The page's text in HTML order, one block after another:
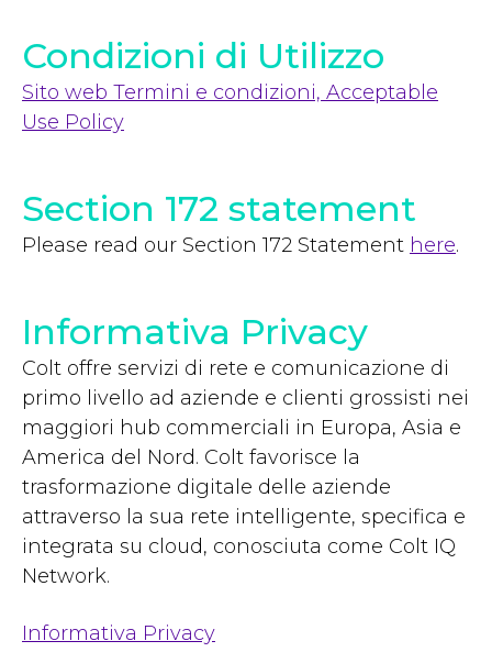
Condizioni di Utilizzo
Sito web Termini e condizioni, Acceptable
Use Policy
Section 172 statement
Please read our Section 172 Statement here.
Informativa Privacy
Colt offre servizi di rete e comunicazione di
primo livello ad aziende e clienti grossisti nei
maggiori hub commerciali in Europa, Asia e
America del Nord. Colt favorisce la
trasformazione digitale delle aziende
attraverso la sua rete intelligente, specifica e
integrata su cloud, conosciuta come Colt IQ
Network.
Informativa Privacy